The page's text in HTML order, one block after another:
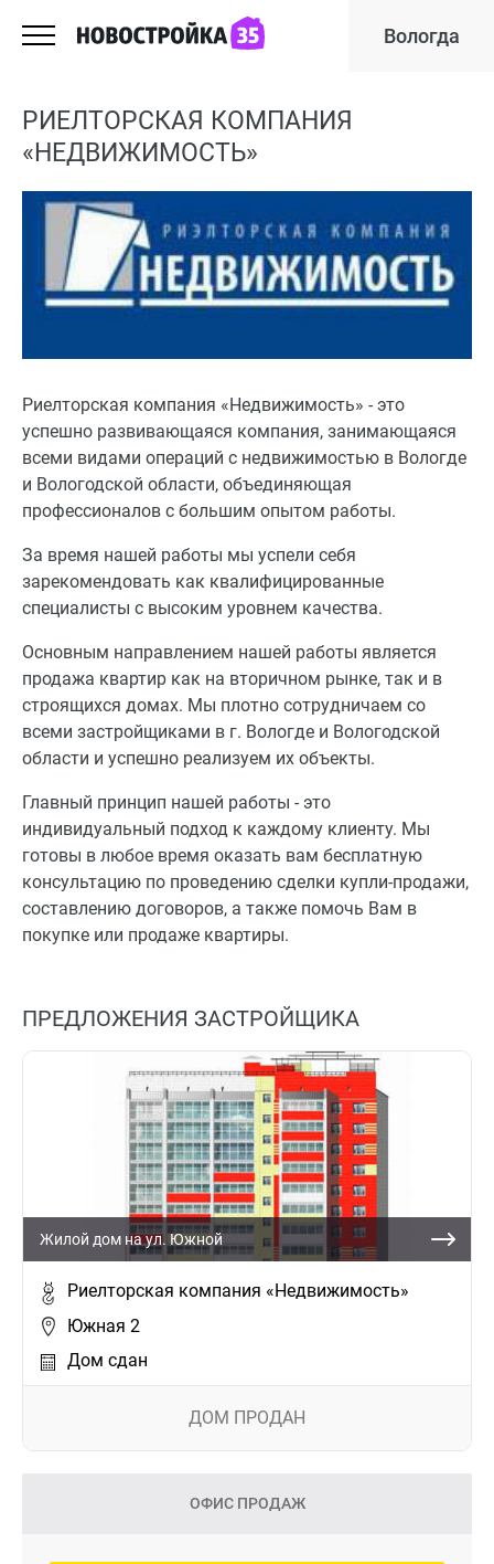
Вологда
РИЕЛТОРСКАЯ КОМПАНИЯ
«НЕДВИЖИМОСТЬ»
Риелторская компания «Недвижимость» - это
успешно развивающаяся компания, занимающаяся
всеми видами операций с недвижимостью в Вологде
и Вологодской области, объединяющая
профессионалов с большим опытом работы.
За время нашей работы мы успели себя
зарекомендовать как квалифицированные
специалисты с высоким уровнем качества.
Основным направлением нашей работы является
продажа квартир как на вторичном рынке, так и в
строящихся домах. Мы плотно сотрудничаем со
всеми застройщиками в г. Вологде и Вологодской
области и успешно реализуем их объекты.
Главный принцип нашей работы - это
индивидуальный подход к каждому клиенту. Мы
готовы в любое время оказать вам бесплатную
консультацию по проведению сделки купли-продажи,
составлению договоров, а также помочь Вам в
покупке или продаже квартиры.
ПРЕДЛОЖЕНИЯ ЗАСТРОЙЩИКА
Жилой дом на ул. Южной
Риелторская компания «Недвижимость»
Южная 2
Дом сдан
ДОМ ПРОДАН
ОФИС ПРОДАЖ